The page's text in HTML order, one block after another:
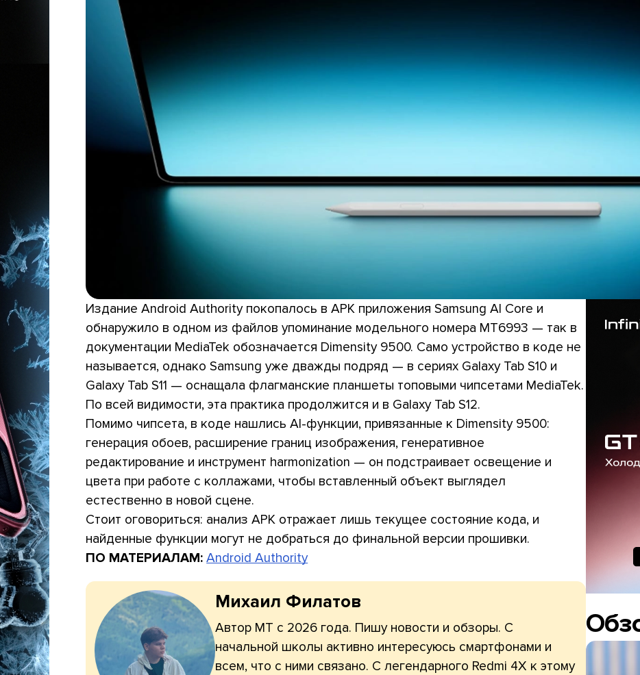
Издание Android Authority покопалось в APK приложения Samsung AI Core и
обнаружило в одном из файлов упоминание модельного номера MT6993 — так в
документации MediaTek обозначается Dimensity 9500. Само устройство в коде не
называется, однако Samsung уже дважды подряд — в сериях Galaxy Tab S10 и
Galaxy Tab S11 — оснащала флагманские планшеты топовыми чипсетами MediaTek.
По всей видимости, эта практика продолжится и в Galaxy Tab S12.
Помимо чипсета, в коде нашлись AI-функции, привязанные к Dimensity 9500:
генерация обоев, расширение границ изображения, генеративное
редактирование и инструмент harmonization — он подстраивает освещение и
цвета при работе с коллажами, чтобы вставленный объект выглядел
естественно в новой сцене.
Стоит оговориться: анализ APK отражает лишь текущее состояние кода, и
найденные функции могут не добраться до финальной версии прошивки.
ПО МАТЕРИАЛАМ: Android Authority
Михаил Филатов
Автор МТ с 2026 года. Пишу новости и обзоры. С
начальной школы активно интересуюсь смартфонами и
всем, что с ними связано. С легендарного Redmi 4X к этому